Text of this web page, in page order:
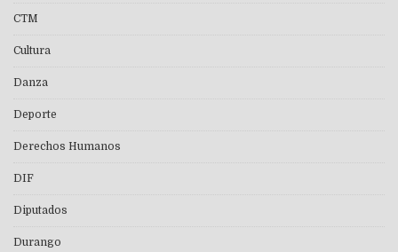
CTM
Cultura
Danza
Deporte
Derechos Humanos
DIF
Diputados
Durango